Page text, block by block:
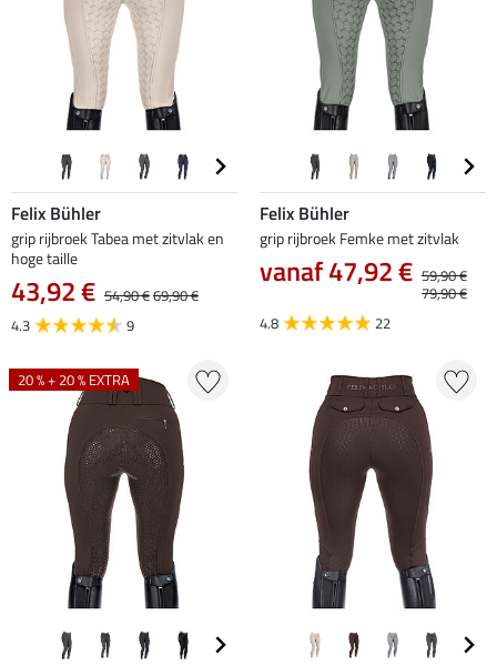
Felix Bühler
grip rijbroek Tabea met zitvlak en
hoge taille
43,92 € 54,90 €69,90 €
4.3
9
Felix Bühler
grip rijbroek Femke met zitvlak
vanaf 47,92 € 59,90 €
79,90 €
4.8
22
20 % + 20 % EXTRA